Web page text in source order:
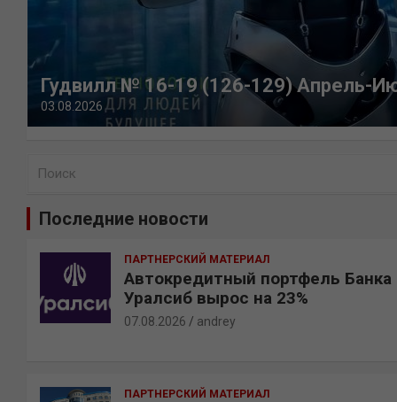
Гудвилл № 16-19 (126-129) Апрель-
03.08.2026
Последние новости
ПАРТНЕРСКИЙ МАТЕРИАЛ
Автокредитный портфель Банка
Уралсиб вырос на 23%
07.08.2026 andrey
ПАРТНЕРСКИЙ МАТЕРИАЛ